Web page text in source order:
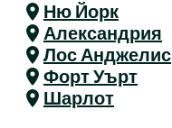
Ню Йорк
Александрия
Лос Анджелис
Форт Уърт
Шарлот